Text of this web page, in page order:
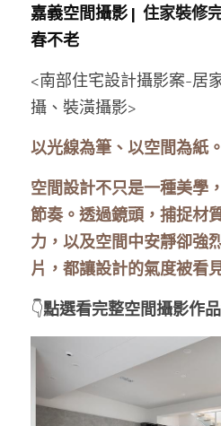
聯絡我們
Line官
嘉義空間攝影 |
住家裝修
春不老
<南部住宅設計攝影案-居
攝、裝潢攝影>
以光線為筆、以空間為紙。
空間設計不只是一種美學
節奏。透過鏡頭，捕捉材
力，以及空間中安靜卻強
片，都讓設計的氣度被看
👇點選看完整空間攝影作